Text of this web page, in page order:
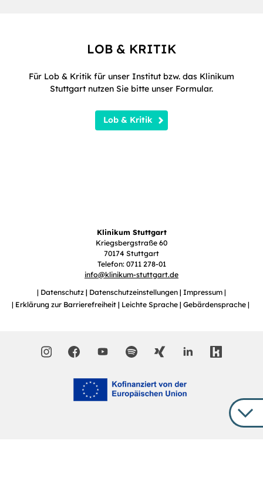
LOB & KRITIK
Für Lob & Kritik für unser Institut bzw. das Klinikum
Stuttgart nutzen Sie bitte unser Formular.
Lob & Kritik
Klinikum Stuttgart
Kriegsbergstraße 60
70174 Stuttgart
Telefon: 0711 278-01
info@klinikum-stuttgart.de
Datenschutz
Datenschutzeinstellungen Impressum
Erklärung zur Barrierefreiheit
Leichte Sprache Gebärdensprache